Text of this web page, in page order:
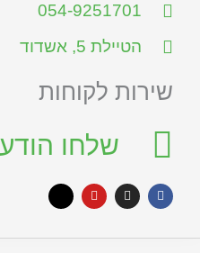
054-9251701
הטיילת 5, אשדוד
שירות לקוחות
שלחו
F
a
c
b
I
n
s
a
Y
o
u
u
X
t
i